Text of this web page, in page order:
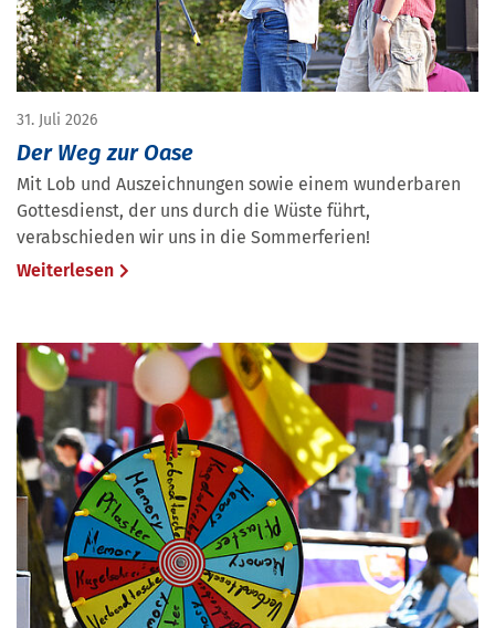
31. Juli 2026
Der Weg zur Oase
Mit Lob und Auszeichnungen sowie einem wunderbaren
Gottesdienst, der uns durch die Wüste führt,
verabschieden wir uns in die Sommerferien!
Weiterlesen